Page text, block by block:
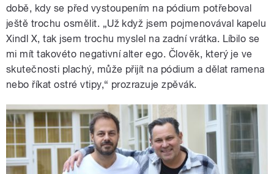
době, kdy se před vystoupením na pódium potřeboval
ještě trochu osmělit. „Už když jsem pojmenovával kapelu
Xindl X, tak jsem trochu myslel na zadní vrátka. Líbilo se
mi mít takovéto negativní alter ego. Člověk, který je ve
skutečnosti plachý, může přijít na pódium a dělat ramena
nebo říkat ostré vtipy,“ prozrazuje zpěvák.